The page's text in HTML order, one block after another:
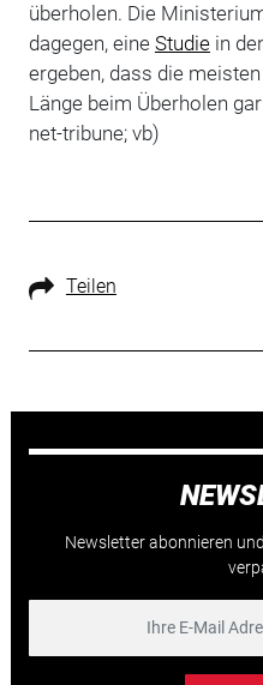
überholen. Die
dagegen, eine Studiein
ergeben, dass die
Länge beim Überholen
net-tribune; vb)
Teilen
Newsletter abonnieren